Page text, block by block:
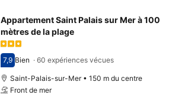
Appartement Saint Palais sur Mer à 100
mètres de la plage
Avec une note de 7,9
7,9 Bien · 60 expériences vécues
Saint-Palais-sur-Mer • 150 m du centre
Front de mer